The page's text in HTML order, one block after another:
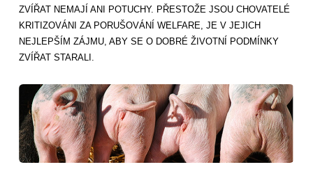
ZVÍŘAT NEMAJÍ ANI POTUCHY. PŘESTOŽE JSOU CHOVATELÉ
KRITIZOVÁNI ZA PORUŠOVÁNÍ WELFARE, JE V JEJICH
NEJLEPŠÍM ZÁJMU, ABY SE O DOBRÉ ŽIVOTNÍ PODMÍNKY
ZVÍŘAT STARALI.